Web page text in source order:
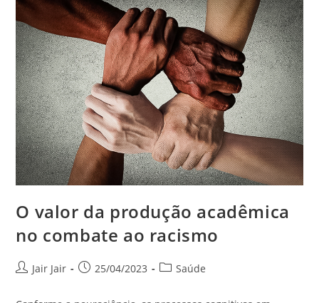
O valor da produção acadêmica
no combate ao racismo
Jair Jair 25/04/2023 Saúde